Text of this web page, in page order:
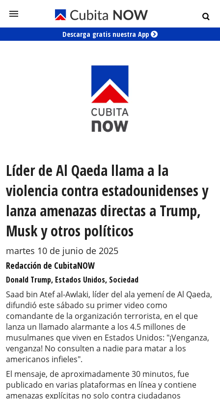
Descarga gratis nuestra App
Líder de Al Qaeda llama a la
violencia contra estadounidenses y
lanza amenazas directas a Trump,
Musk y otros políticos
martes 10 de junio de 2025
Redacción de CubitaNOW
Donald Trump, Estados Unidos, Sociedad
Saad bin Atef al-Awlaki, líder del ala yemení de Al Qaeda,
difundió este sábado su primer video como
comandante de la organización terrorista, en el que
lanza un llamado alarmante a los 4.5 millones de
musulmanes que viven en Estados Unidos: "¡Venganza,
venganza! No consulten a nadie para matar a los
americanos infieles".
El mensaje, de aproximadamente 30 minutos, fue
publicado en varias plataformas en línea y contiene
amenazas explícitas no solo contra ciudadanos